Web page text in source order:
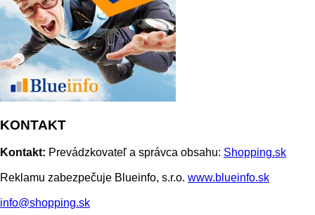
KONTAKT
Kontakt: Prevádzkovateľ a správca obsahu: Shopping.sk
Reklamu zabezpečuje Blueinfo, s.r.o. www.blueinfo.sk
info@shopping.sk